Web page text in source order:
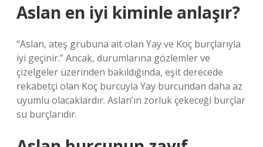
Aslan en iyi kiminle anlaşır?
“Aslan, ateş grubuna ait olan Yay ve Koç burçlarıyla
iyi geçinir.” Ancak, durumlarına gözlemler ve
çizelgeler üzerinden bakıldığında, eşit derecede
rekabetçi olan Koç burcuyla Yay burcundan daha az
uyumlu olacaklardır. Aslan’ın zorluk çekeceği burçlar
su burçlarıdır.